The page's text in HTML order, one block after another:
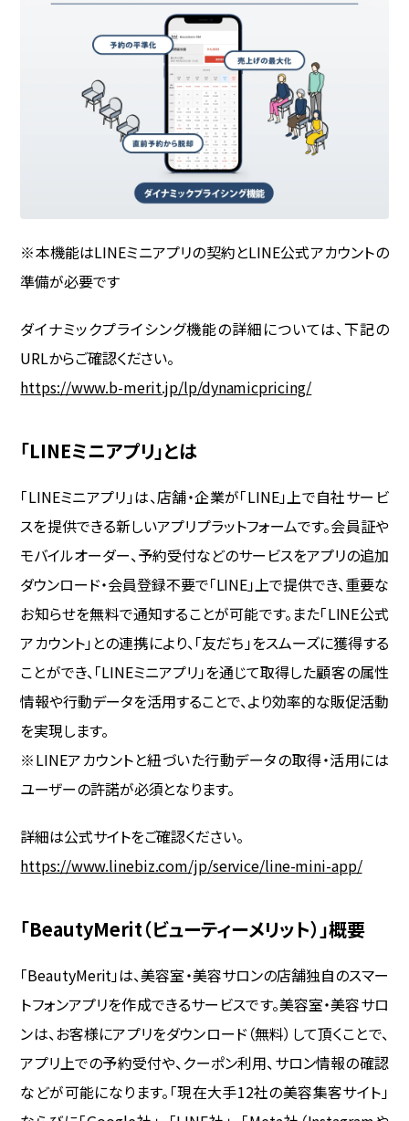
※本機能はLINEミニアプリの契約とLINE公式アカウントの
準備が必要です
ダイナミックプライシング機能の詳細については、下記の
URLからご確認ください。
https://www.b-merit.jp/lp/dynamicpricing/
「LINEミニアプリ」とは
「LINEミニアプリ」は、店舗・企業が「LINE」上で自社サービ
スを提供できる新しいアプリプラットフォームです。会員証や
モバイルオーダー、予約受付などのサービスをアプリの追加
ダウンロード・会員登録不要で「LINE」上で提供でき、重要な
お知らせを無料で通知することが可能です。また「LINE公式
アカウント」との連携により、「友だち」をスムーズに獲得する
ことができ、「LINEミニアプリ」を通じて取得した顧客の属性
情報や行動データを活用することで、より効率的な販促活動
を実現します。
※LINEアカウントと紐づいた行動データの取得・活用には
ユーザーの許諾が必須となります。
詳細は公式サイトをご確認ください。
https://www.linebiz.com/jp/service/line-mini-app/
「BeautyMerit（ビューティーメリット）」概要
「BeautyMerit」は、美容室・美容サロンの店舗独自のスマー
トフォンアプリを作成できるサービスです。美容室・美容サロ
ンは、お客様にアプリをダウンロード（無料）して頂くことで、
アプリ上での予約受付や、クーポン利用、サロン情報の確認
などが可能になります。「現在大手12社の美容集客サイト」